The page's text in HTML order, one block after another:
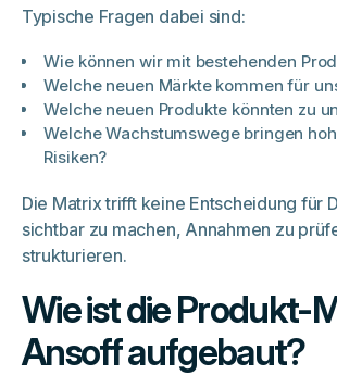
Typische Fragen dabei sind:
Wie können wir mit bestehenden
Welche neuen Märkte kommen für
Welche neuen Produkte könnten zu
Welche Wachstumswege bringen
Risiken?
Die Matrix trifft keine Entscheidung für
sichtbar zu machen, Annahmen zu
strukturieren.
Wie ist die Produkt-
Ansoff aufgebaut?